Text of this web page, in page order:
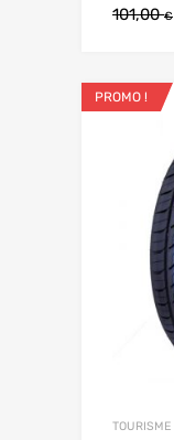
101,00€
PROMO !
TOURISME